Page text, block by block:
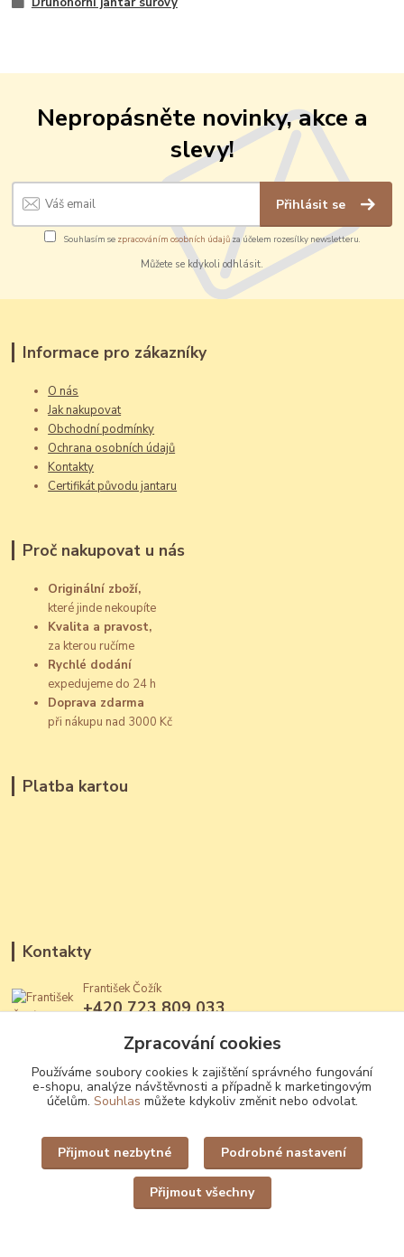
Nepropásněte novinky, akce a
slevy!
Přihlásit se
Souhlasím se zpracováním osobních údajůza účelem rozesílky newsletteru.
Můžete se kdykoli odhlásit.
Informace pro zákazníky
O nás
Jak nakupovat
Obchodní podmínky
Ochrana osobních údajů
Kontakty
Certifikát původu jantaru
Proč nakupovat u nás
Originální zboží,
které jinde nekoupíte
Kvalita a pravost,
za kterou ručíme
Rychlé dodání
expedujeme do 24 h
Doprava zdarma
při nákupu nad 3000 Kč
Platba kartou
Kontakty
František Čožík
+420 723 809 033
Upravit sběr cookies.
Zpracování cookies
Používáme soubory cookies k zajištění správného fungování
e-shopu, analýze návštěvnosti a případně k marketingovým
účelům. Souhlas můžete kdykoliv změnit nebo odvolat.
Přijmout nezbytné Podrobné nastavení
Přijmout všechny